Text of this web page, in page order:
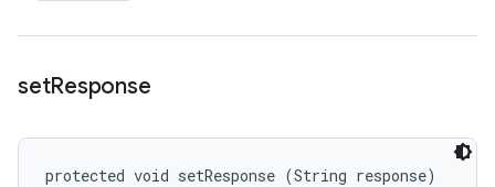
setResponse
protected void setResponse (String response)